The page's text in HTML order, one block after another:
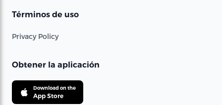
Términos de uso
Privacy Policy
Obtener la aplicación
Download on the
App Store